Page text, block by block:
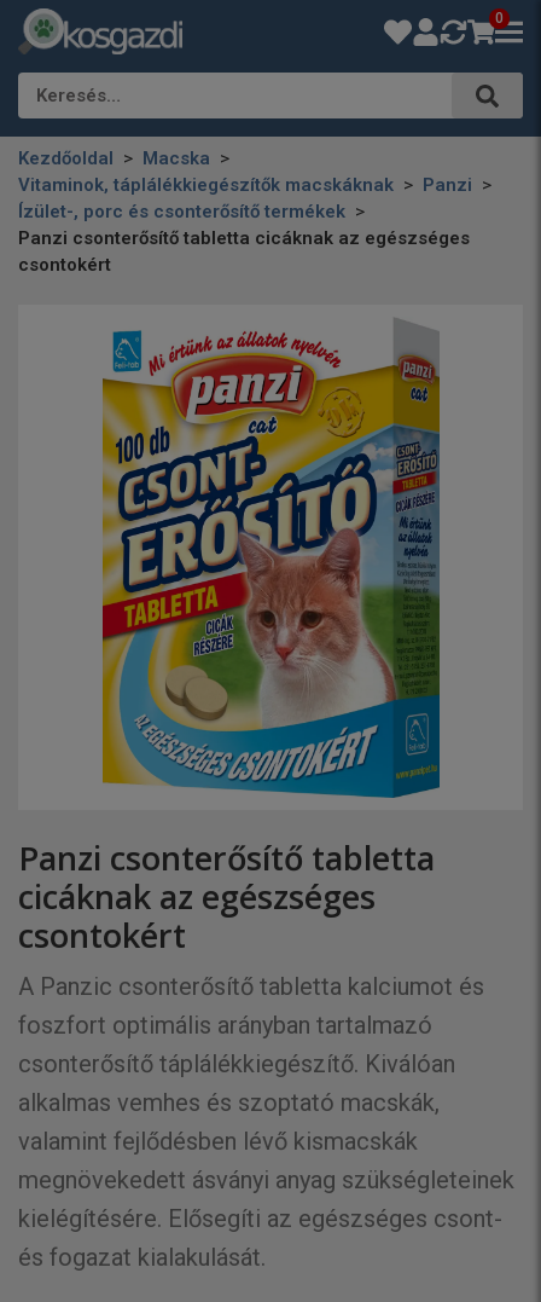
0
Keresés…
Kezdőoldal
Macska
Vitaminok, táplálékkiegészítők macskáknak
Panzi
Ízület-, porc és csonterősítő termékek
Panzi csonterősítő tabletta cicáknak az egészséges
csontokért
Panzi csonterősítő tabletta
cicáknak az egészséges
csontokért
A Panzic csonterősítő tabletta kalciumot és
foszfort optimális arányban tartalmazó
csonterősítő táplálékkiegészítő. Kiválóan
alkalmas vemhes és szoptató macskák,
valamint fejlődésben lévő kismacskák
megnövekedett ásványi anyag szükségleteinek
kielégítésére. Elősegíti az egészséges csont-
és fogazat kialakulását.